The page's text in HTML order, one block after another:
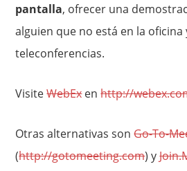
pantalla, ofrecer una
alguien que no está en la oficina
teleconferencias.
VisiteWebExenhttp://
Otras alternativas sonGo-To-
(http://gotomeeting.com) y